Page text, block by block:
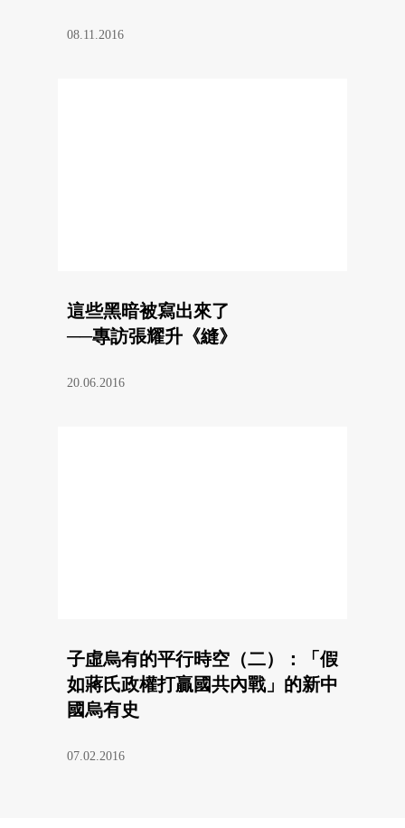
08.11.2016
這些黑暗被寫出來了
──專訪張耀升《縫》
20.06.2016
子虛烏有的平行時空（二）：「假
如蔣氏政權打贏國共內戰」的新中
國烏有史
07.02.2016